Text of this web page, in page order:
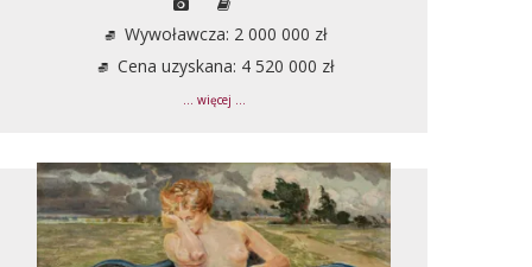
Wywoławcza: 2 000 000 zł
Cena uzyskana: 4 520 000 zł
... więcej ...